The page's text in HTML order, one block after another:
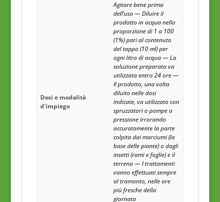
Dosi e modalità
d'impiego
Agitare bene prima
dell’uso — Diluire il
prodotto in acqua nella
proporzione di 1 a 100
(1%) pari al contenuto
del tappo (10 ml) per
ogni litro di acqua — La
soluzione preparata va
utilizzata entro 24 ore —
Il prodotto, una volta
diluito nelle dosi
indicate, va utilizzato con
spruzzatori o pompe a
pressione irrorando
accuratamente la parte
colpita dai marciumi (la
base delle piante) o dagli
insetti (rami e foglie) e il
terreno — I trattamenti
vanno effettuati sempre
al tramonto, nelle ore
più fresche della
giornata